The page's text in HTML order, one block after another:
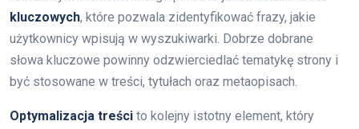
kluczowych, które pozwala zidentyfikować frazy, jakie
użytkownicy wpisują w wyszukiwarki. Dobrze dobrane
słowa kluczowe powinny odzwierciedlać tematykę strony i
być stosowane w treści, tytułach oraz metaopisach.
Optymalizacja treści to kolejny istotny element, który